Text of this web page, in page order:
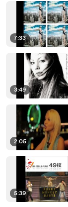
7:33
3:49
2:05
5:39